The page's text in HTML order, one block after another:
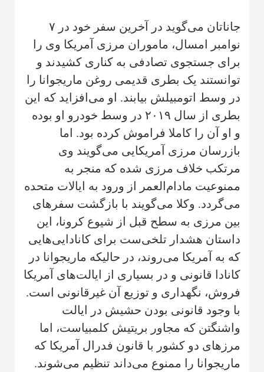
جاناتان می‌گوید در آخرین سفر خود در ۷
نوامبر امسال، ماموران مرزی آمریکا وی را
برای جستجوی تصادفی به کناری کشیدند و
توانستند یک بطری قدیمی روغن ماریجوانا را
در وسط اتومبیلش بیابند. او می‌افزاید که این
بطری از سال ۲۰۱۹ در وسط خودرو او بوده
و او آن را کاملا فراموش کرده بود. اما
بازرسان مرزی آمریکایی می‌گویند وی
مرتکب خلاف مرزی شده که منجر به
ممنوعیت مادام‌العمر از ورود به ایالات متحده
می‌گردد. وکلا می‌گویند با بازگشت سفرهای
بین مرزی به سطح قبل از شیوع کرونا، این
داستان هشدار تلخی‌ست برای کانادایی‌هایی
که به آمریکا می‌روند، در حالیکه ماریجوانا در
کانادا قانونی و در بسیاری از ایالت‌های آمریکا
فروش، نگهداری و توزیع آن غیرقانونی است.
با وجود قانونی بودن حشیش در ایالت
واشنگتن که مجاور بریتیش کلمبیاست، اما
مرزهای دو کشور با قانون فدرال آمریکا که
ماریجوانا را ممنوع می‌داند تنظیم می‌شوند.